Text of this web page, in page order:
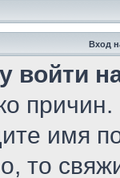
Вход
войти
имя
то